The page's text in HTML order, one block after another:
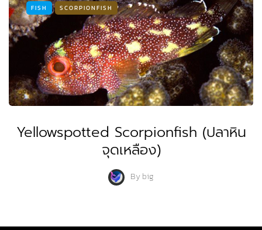
FISH SCORPIONFISH
Yellowspotted Scorpionfish (ปลาหิน
จุดเหลือง)
Bybig